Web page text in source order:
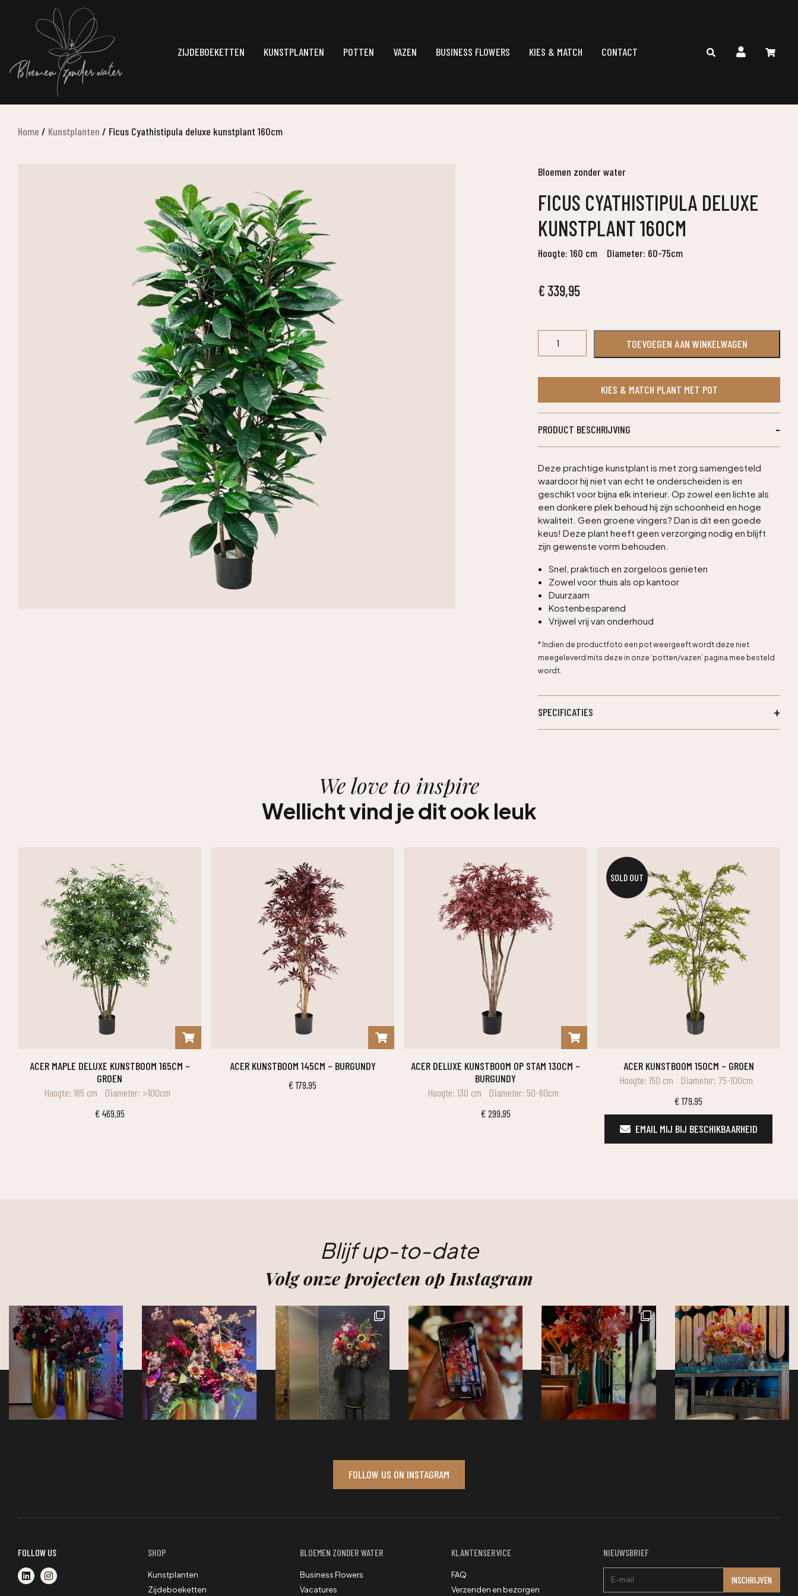
ZIJDEBOEKETTEN KUNSTPLANTEN POTTEN VAZEN BUSINESS FLOWERS KIES & MATCH CONTACT
Home / Kunstplanten / Ficus Cyathistipula deluxe kunstplant 160cm
Bloemen zonder water
FICUS CYATHISTIPULA DELUXE
KUNSTPLANT 160CM
Hoogte: 160 cm Diameter: 60-75cm
€ 339,95
Cyathistipula
kunstplant
aantal
TOEVOEGEN AAN WINKELWAGEN
KIES & MATCH PLANT MET POT
PRODUCT BESCHRIJVING
Deze prachtige kunstplant is met zorg samengesteld
waardoor hij niet van echt te onderscheiden is en
geschikt voor bijna elk interieur. Op zowel een lichte als
een donkere plek behoud hij zijn schoonheid en hoge
kwaliteit. Geen groene vingers? Dan is dit een goede
keus! Deze plant heeft geen verzorging nodig en blijft
zijn gewenste vorm behouden.
Snel, praktisch en zorgeloos genieten
Zowel voor thuis als op kantoor
Duurzaam
Kostenbesparend
Vrijwel vrij van onderhoud
* Indien de productfoto een pot weergeeft wordt deze niet
meegeleverd mits deze in onze ‘potten/vazen’ pagina mee besteld
wordt.
SPECIFICATIES
We love to inspire
Wellicht vind je dit ook leuk
ACER MAPLE DELUXE KUNSTBOOM 165CM –
GROEN
Hoogte: 165 cm
Diameter: >100cm
€ 469,95
ACER KUNSTBOOM 145CM – BURGUNDY
€179,95
ACER DELUXE KUNSTBOOM OP STAM 130CM –
BURGUNDY
Hoogte: 130 cm
Diameter: 50-60cm
€ 299,95
SOLD OUT
ACER KUNSTBOOM 150CM – GROEN
Hoogte: 150 cm
Diameter: 75-100cm
€179,95
EMAIL MIJ BIJ BESCHIKBAARHEID
Blijf up-to-date
Volg onze projecten op Instagram
FOLLOW US ON INSTAGRAM
FOLLOW US SHOP
Kunstplanten
Zijdeboeketten
BLOEMEN ZONDER WATER
Business Flowers
Vacatures
KLANTENSERVICE
FAQ
Verzenden en bezorgen
NIEUWSBRIEF